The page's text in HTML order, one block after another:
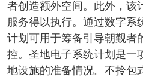
者创造额外空间。此外，该
服务得以执行。通过数字系
计划可用于筹备引导朝觐者
控。圣地电子系统计划是一
地设施的准备情况。不拎包